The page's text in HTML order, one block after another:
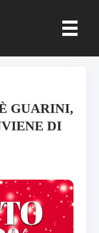
GUARINI,
DI